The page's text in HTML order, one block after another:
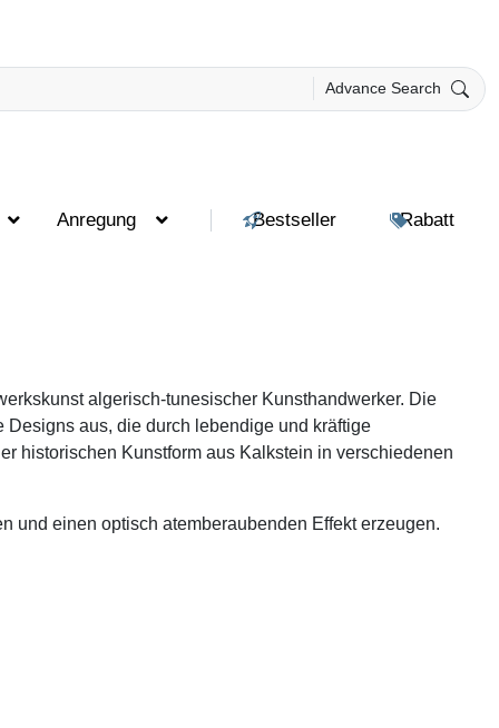
Advance Search
Anregung Bestseller Rabatt
algerisch-tunesischer Kunsthandwerker. Die
aus, die durch lebendige und kräftige
historischen Kunstform aus Kalkstein in verschiedenen
und einen optisch atemberaubenden Effekt erzeugen.